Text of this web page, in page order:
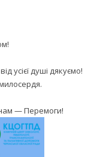
усієї душі дякуємо!
— Перемоги!